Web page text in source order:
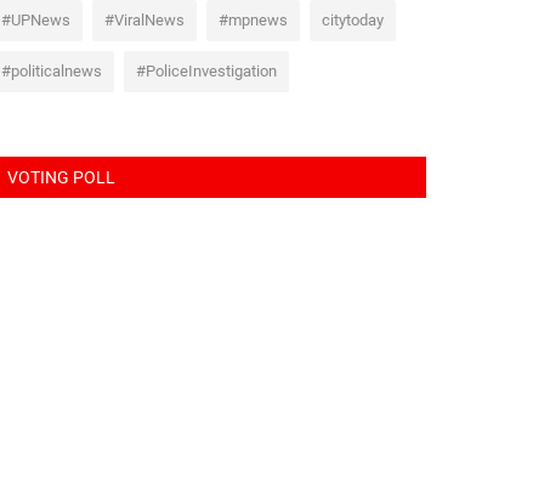
#UPNews #ViralNews #mpnews citytoday
#politicalnews #PoliceInvestigation
VOTING POLL